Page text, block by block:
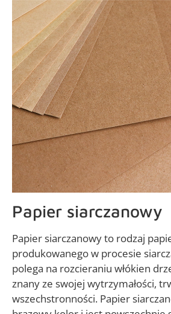
Papier siarczanowy
Papier siarczanowy to rodzaj
produkowanego w procesie
polega na rozcieraniu włókien
znany ze swojej wytrzymałości,
wszechstronności. Papier